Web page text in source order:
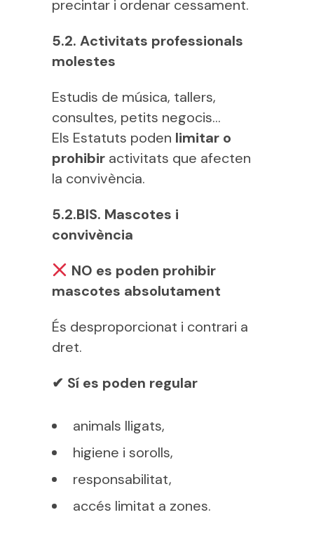
precintar i ordenar cessament.
5.2. Activitats professionals
molestes
Estudis de música, tallers,
consultes, petits negocis…
Els Estatuts poden limitar o
prohibir activitats que afecten
la convivència.
5.2.BIS. Mascotes i
convivència
NO es poden prohibir
mascotes absolutament
És desproporcionat i contrari a
dret.
✔ Sí es poden regular
animals lligats,
higiene i sorolls,
responsabilitat,
accés limitat a zones.